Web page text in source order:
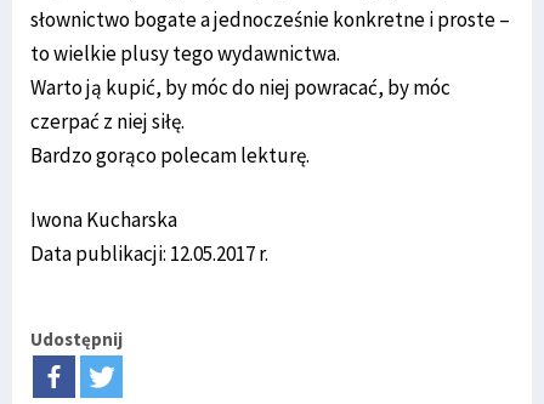
słownictwo bogate a jednocześnie konkretne i proste –
to wielkie plusy tego wydawnictwa.
Warto ją kupić, by móc do niej powracać, by móc
czerpać z niej siłę.
Bardzo gorąco polecam lekturę.
Iwona Kucharska
Data publikacji: 12.05.2017 r.
Udostępnij